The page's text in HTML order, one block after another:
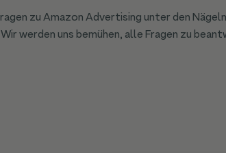
zu Amazon Advertising unter den
werden uns bemühen, alle Fragen zu